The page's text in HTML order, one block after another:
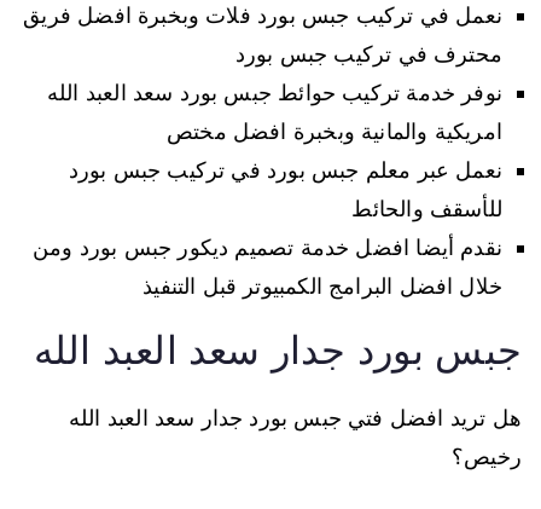
نعمل في تركيب جبس بورد فلات وبخبرة افضل فريق
محترف في تركيب جبس بورد
نوفر خدمة تركيب حوائط جبس بورد سعد العبد الله
امريكية والمانية وبخبرة افضل مختص
نعمل عبر معلم جبس بورد في تركيب جبس بورد
للأسقف والحائط
نقدم أيضا افضل خدمة تصميم ديكور جبس بورد ومن
خلال افضل البرامج الكمبيوتر قبل التنفيذ
جبس بورد جدار سعد العبد الله
هل تريد افضل فتي جبس بورد جدار سعد العبد الله
رخيص؟